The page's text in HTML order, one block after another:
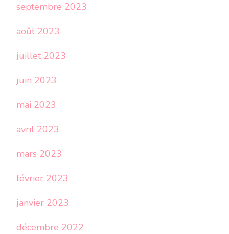
septembre 2023
août 2023
juillet 2023
juin 2023
mai 2023
avril 2023
mars 2023
février 2023
janvier 2023
décembre 2022